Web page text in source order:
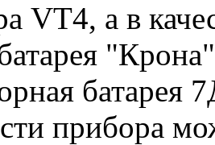
VT4, а в
батарея
прибора